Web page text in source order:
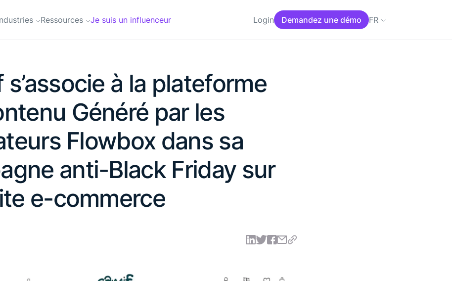
Ressources Je suis un influenceur Login Demandez une démo FR
s’associe à la plateforme
Généré par les
Flowbox dans sa
anti-Black Friday sur
e-commerce